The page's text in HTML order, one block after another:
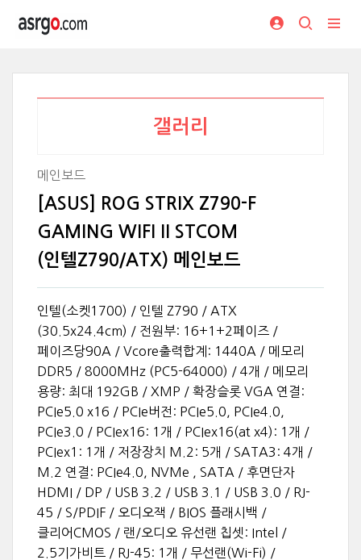
갤러리
메인보드
[ASUS] ROG STRIX Z790-F
GAMING WIFI II STCOM
(인텔Z790/ATX) 메인보드
인텔(소켓1700) / 인텔 Z790 / ATX
(30.5x24.4cm) / 전원부: 16+1+2페이즈 /
페이즈당90A / Vcore출력합계: 1440A / 메모리
DDR5 / 8000MHz (PC5-64000) / 4개 / 메모리
용량: 최대 192GB / XMP / 확장슬롯 VGA 연결:
PCIe5.0 x16 / PCIe버전: PCIe5.0, PCIe4.0,
PCIe3.0 / PCIex16: 1개 / PCIex16(at x4): 1개 /
PCIex1: 1개 / 저장장치 M.2: 5개 / SATA3: 4개 /
M.2 연결: PCIe4.0, NVMe , SATA / 후면단자
HDMI / DP / USB 3.2 / USB 3.1 / USB 3.0 / RJ-
45 / S/PDIF / 오디오잭 / BIOS 플래시백 /
클리어CMOS / 랜/오디오 유선랜 칩셋: Intel /
2.5기가비트 / RJ-45: 1개 / 무선랜(Wi-Fi) /